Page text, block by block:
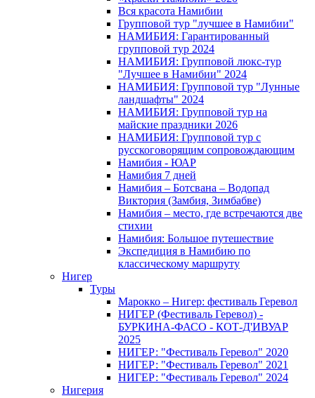
Вся красота Намибии
Групповой тур "лучшее в Намибии"
НАМИБИЯ: Гарантированный
групповой тур 2024
НАМИБИЯ: Групповой люкс-тур
"Лучшее в Намибии" 2024
НАМИБИЯ: Групповой тур "Лунные
ландшафты" 2024
НАМИБИЯ: Групповой тур на
майские праздники 2026
НАМИБИЯ: Групповой тур с
русскоговорящим сопровождающим
Намибия - ЮАР
Намибия 7 дней
Намибия – Ботсвана – Водопад
Виктория (Замбия, Зимбабве)
Намибия – место, где встречаются две
стихии
Намибия: Большое путешествие
Экспедиция в Намибию по
классическому маршруту
Нигер
Туры
Марокко – Нигер: фестиваль Геревол
НИГЕР (Фестиваль Геревол) -
БУРКИНА-ФАСО - КОТ-Д'ИВУАР
2025
НИГЕР: "Фестиваль Геревол" 2020
НИГЕР: "Фестиваль Геревол" 2021
НИГЕР: "Фестиваль Геревол" 2024
Нигерия